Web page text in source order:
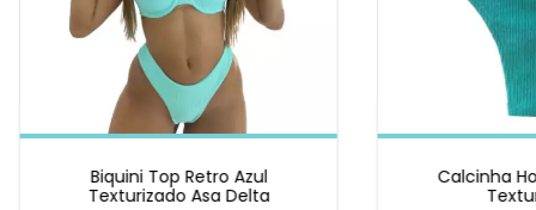
Biquini Top Retro Azul
Texturizado Asa Delta
Calcinha